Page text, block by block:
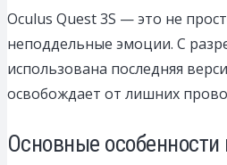
Oculus Quest 3S — это не
неподдельные эмоции. С
использована последняя
освобождает от лишних
Основные